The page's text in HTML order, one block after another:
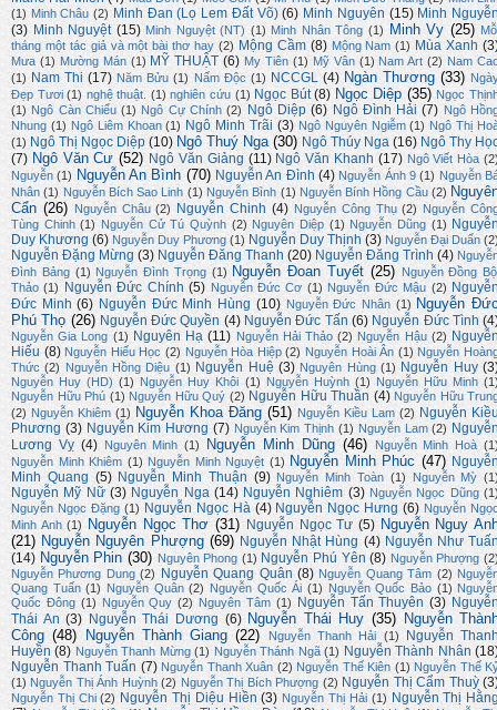
(1) Minh Châu (2) Minh Đan (Lọ Lem Đất Võ) (6) Minh Nguyên (15) Minh
(3) Minh Nguyệt (15) Minh Nguyệt (NT) (1) Minh Nhân Tông (1) Minh Vy (25)
tháng một tác giả và một bài thơ hay (2) Mộng Cầm (8) Mộng Nam (1) Mùa Xanh
Mưa (1) Mường Mán (1) MỸ THUẬT (6) My Tiên (1) Mỹ Vân (1) Nam Art (2) Nam
(1) Nam Thi (17) Năm Bửu (1) Nấm Độc (1) NCCGL (4) Ngàn Thương (33)
Đẹp Tươi (1) nghệ thuật. (1) nghiên cứu (1) Ngọc Bút (8) Ngọc Diệp (35) Ngọc
(1) Ngô Càn Chiểu (1) Ngô Cự Chính (2) Ngô Diệp (6) Ngô Đình Hải (7) Ngô
Nhung (1) Ngô Liêm Khoan (1) Ngô Minh Trãi (3) Ngô Nguyên Ngiễm (1) Ngô Thị
(1) Ngô Thị Ngọc Diệp (10) Ngô Thuý Nga (30) Ngô Thúy Nga (16) Ngô Thy
(7) Ngô Văn Cư (52) Ngô Văn Giảng (11) Ngô Văn Khanh (17) Ngô Viết Hòa
Nguyễn (1) Nguyễn An Bình (70) Nguyễn An Đình (4) Nguyễn Ánh 9 (1) Nguyễn
Nhân (1) Nguyễn Bích Sao Linh (1) Nguyễn Bình (1) Nguyễn Bính Hồng Cầu (2)
Cẩn (26) Nguyễn Châu (2) Nguyễn Chinh (4) Nguyễn Công Thụ (2) Nguyễn
Tùng Chinh (1) Nguyễn Cử Tú Quỳnh (2) Nguyên Diệp (1) Nguyễn Dũng (1)
Duy Khương (6) Nguyễn Duy Phương (1) Nguyễn Duy Thịnh (3) Nguyễn Đại Duẩn
Nguyễn Đặng Mừng (3) Nguyễn Đăng Thanh (20) Nguyễn Đăng Trình (4)
Đình Bảng (1) Nguyễn Đình Trọng (1) Nguyễn Đoan Tuyết (25)
Nguyễn Đồng
Thảo (1) Nguyễn Đức Chính (5) Nguyễn Đức Cơ (1) Nguyễn Đức Mậu (2)
Đức Minh (6) Nguyễn Đức Minh Hùng (10) Nguyễn Đức Nhân (1) Nguyễn
Phú Thọ (26) Nguyễn Đức Quyền (4) Nguyễn Đức Tấn (6) Nguyễn Đức Tình
Nguyễn Gia Long (1) Nguyên Hạ (11) Nguyễn Hải Thảo (2) Nguyễn Hậu (2)
Hiếu (8) Nguyễn Hiếu Học (2) Nguyễn Hòa Hiệp (2) Nguyễn Hoài Ân (1) Nguyễn
Thức (2) Nguyễn Hồng Diệu (1) Nguyễn Huệ (3) Nguyên Hùng (1) Nguyễn Huy
Nguyễn Huy (HD) (1) Nguyễn Huy Khôi (1) Nguyễn Huỳnh (1) Nguyễn Hữu Minh
Nguyễn Hữu Phú (1) Nguyễn Hữu Quý (2) Nguyễn Hữu Thuần (4) Nguyễn Hữu
(2) Nguyễn Khiêm (1) Nguyễn Khoa Đăng (51) Nguyễn Kiều Lam (2) Nguyễn
Phương (3) Nguyễn Kim Hương (7) Nguyễn Kim Thịnh (1) Nguyễn Lam (2)
Lương Vỵ (4) Nguyên Minh (1) Nguyễn Minh Dũng (46) Nguyễn Minh Hoà
Nguyễn Minh Khiêm (1) Nguyễn Minh Nguyệt (1) Nguyễn Minh Phúc (47)
Minh Quang (5) Nguyễn Minh Thuận (9) Nguyễn Minh Toàn (1) Nguyễn Mỳ
Nguyễn Mỹ Nữ (3) Nguyễn Nga (14) Nguyễn Nghiêm (3) Nguyễn Ngọc Dũng
Nguyễn Ngọc Đặng (1) Nguyễn Ngọc Hà (4) Nguyễn Ngọc Hưng (6) Nguyễn
Minh Anh (1) Nguyễn Ngọc Thơ (31) Nguyễn Ngọc Tư (5) Nguyễn Nguy
(21) Nguyễn Nguyên Phượng (69) Nguyễn Nhật Hùng (4) Nguyễn Như
(14) Nguyễn Phin (30) Nguyên Phong (1) Nguyễn Phú Yên (8) Nguyễn Phượng
Nguyễn Phương Dung (2) Nguyễn Quang Quân (8) Nguyễn Quang Tâm (2)
Quang Tuấn (1) Nguyễn Quân (2) Nguyễn Quốc Ái (1) Nguyễn Quốc Bảo (1)
Quốc Đông (1) Nguyễn Quy (2) Nguyên Tâm (1) Nguyễn Tấn Thuyên (3)
Thái An (3) Nguyễn Thái Dương (6) Nguyễn Thái Huy (35)
Nguyễn
Công (48) Nguyễn Thành Giang (22) Nguyễn Thanh Hải (1)
Nguyễn
Huyền (8) Nguyễn Thanh Mừng (1) Nguyễn Thánh Ngã (1) Nguyễn Thành Nhân
Nguyễn Thanh Tuấn (7) Nguyễn Thanh Xuân (2) Nguyễn Thế Kiên (1) Nguyễn Thế
(1) Nguyễn Thị Ánh Huỳnh (2) Nguyễn Thị Bích Phượng (2) Nguyễn Thị Cẩm Thuỳ
Nguyễn Thị Chi (2) Nguyễn Thị Diệu Hiền (3) Nguyễn Thị Hải (1) Nguyễn Thị